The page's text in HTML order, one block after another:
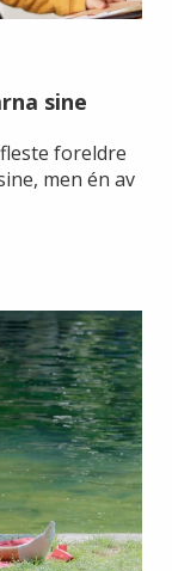
sine
foreldre
men én av